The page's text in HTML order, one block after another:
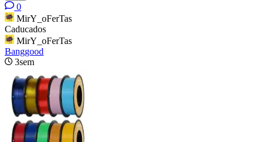
0
MirY_oFerTas
Caducados
MirY_oFerTas
Banggood
3sem